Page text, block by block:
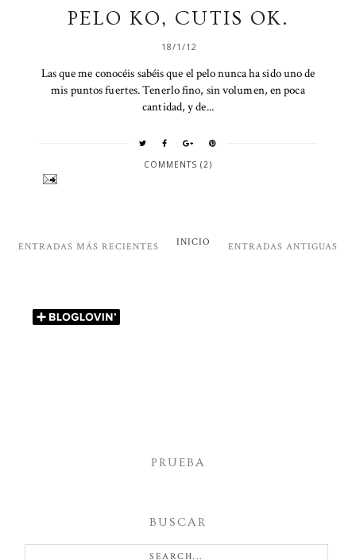
PELO KO, CUTIS OK.
18/1/12
Las que me conocéis sabéis que el pelo nunca ha sido uno de
mis puntos fuertes. Tenerlo fino, sin volumen, en poca
cantidad, y de...
COMMENTS (2)
ENTRADAS MÁS RECIENTES ENTRADAS ANTIGUAS
INICIO
PRUEBA
BUSCAR